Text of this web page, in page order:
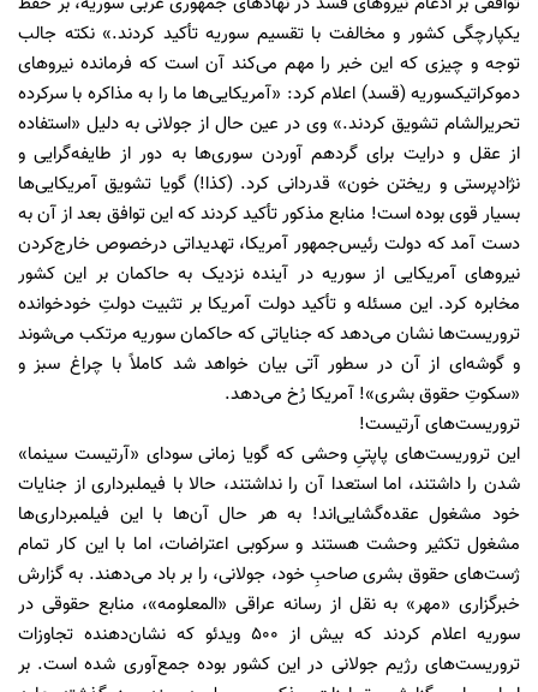
یکپارچگی کشور و مخالفت با تقسیم سوریه تأکید کردند.» نکته جالب
توجه و چیزی که این خبر را مهم می‌کند آن است که فرمانده نیروهای
دموکراتیکسوریه (قسد) اعلام کرد: «آمریکایی‌ها ما را به مذاکره با سرکرده
تحریرالشام تشویق کردند.» وی در عین حال از جولانی به دلیل «استفاده
از عقل و درایت برای گردهم آوردن سوری‌ها به دور از طایفه‌گرایی و
نژادپرستی و ریختن خون» قدردانی کرد. (کذا!) گویا تشویق آمریکایی‌ها
بسیار قوی بوده است! منابع مذکور تأکید کردند که این توافق بعد از آن به
دست آمد که دولت رئیس‌جمهور آمریکا، تهدیداتی درخصوص خارج‌کردن
نیروهای آمریکایی از سوریه در آینده نزدیک به حاکمان بر این کشور
مخابره کرد. این مسئله و تأکید دولت آمریکا بر تثبیت دولتِ خودخوانده
تروریست‌ها نشان می‌دهد که جنایاتی که حاکمان سوریه مرتکب می‌شوند
و گوشه‌ای از آن در سطور آتی بیان خواهد شد کاملاً با چراغ سبز و
«سکوتِ حقوق بشری»! آمریکا رُخ می‌دهد.
تروریست‌های آرتیست!
این تروریست‌های پاپتیِ‌ وحشی که گویا زمانی سودای «آرتیست سینما»
شدن را داشتند، اما استعدا آن را نداشتند، حالا با فیملبرداری از جنایات
خود مشغول عقده‌گشایی‌اند! به هر حال آن‌ها با این فیلمبرداری‌ها
مشغول تکثیر وحشت هستند و سرکوبی اعتراضات، اما با این کار تمام
ژست‌های حقوق بشری صاحبِ خود، جولانی، را بر باد می‌دهند. به گزارش
خبرگزاری «مهر» به نقل از رسانه عراقی «المعلومه»، منابع حقوقی در
سوریه اعلام کردند که بیش از ۵۰۰ ویدئو که نشان‌دهنده تجاوزات
تروریست‌های رژیم جولانی در این کشور بوده جمع‌آوری شده است. بر